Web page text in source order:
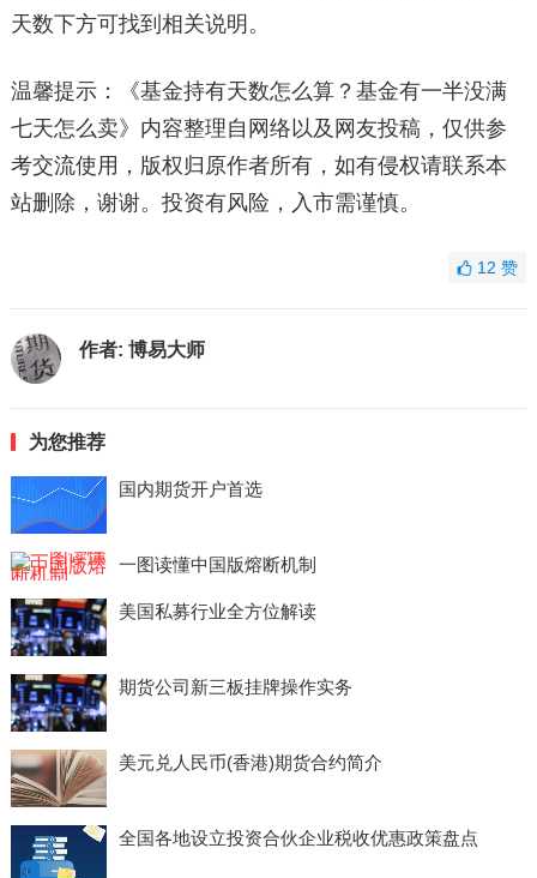
天数下方可找到相关说明。
温馨提示：《基金持有天数怎么算？基金有一半没满
七天怎么卖》内容整理自网络以及网友投稿，仅供参
考交流使用，版权归原作者所有，如有侵权请联系本
站删除，谢谢。投资有风险，入市需谨慎。
12赞
作者: 博易大师
为您推荐
国内期货开户首选
一图读懂中国版熔断机制
美国私募行业全方位解读
期货公司新三板挂牌操作实务
美元兑人民币(香港)期货合约简介
全国各地设立投资合伙企业税收优惠政策盘点